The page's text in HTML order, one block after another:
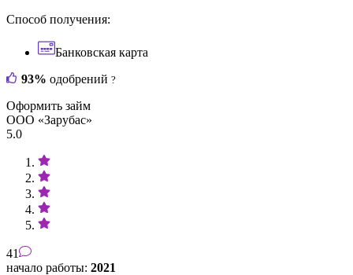
Способ получения:
Банковская карта
93% одобрений ?
Оформить займ
ООО «Зарубас»
5.0
41
начало работы: 2021